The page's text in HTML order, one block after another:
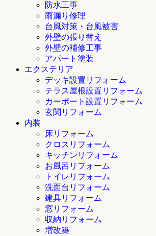
防水工事
雨漏り修理
台風対策・台風被害
外壁の張り替え
外壁の補修工事
アパート塗装
エクステリア
デッキ設置リフォーム
テラス屋根設置リフォーム
カーポート設置リフォーム
玄関リフォーム
内装
床リフォーム
クロスリフォーム
キッチンリフォーム
お風呂リフォーム
トイレリフォーム
洗面台リフォーム
建具リフォーム
窓リフォーム
収納リフォーム
増改築